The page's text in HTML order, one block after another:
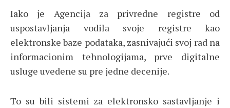
Iako je Agencija za privredne registre od
uspostavljanja vodila svoje registre kao
elektronske baze podataka, zasnivajući svoj rad na
informacionim tehnologijama, prve digitalne
usluge uvedene su pre jedne decenije.
To su bili sistemi za elektronsko sastavljanje i